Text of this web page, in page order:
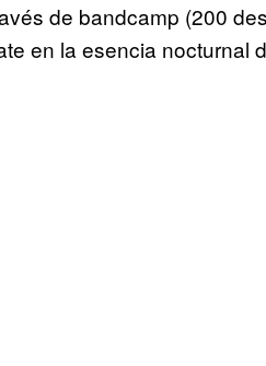
de bandcamp (200
en la esencia nocturnal